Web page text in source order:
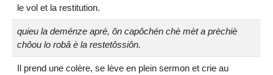
le vol et la restitution.
quieu la deménze apré, ôn capôchén chè mèt a prèchiè
chôou lo robâ è la restetôssiôn.
Il prend une colère, se lève en plein sermon et crie au